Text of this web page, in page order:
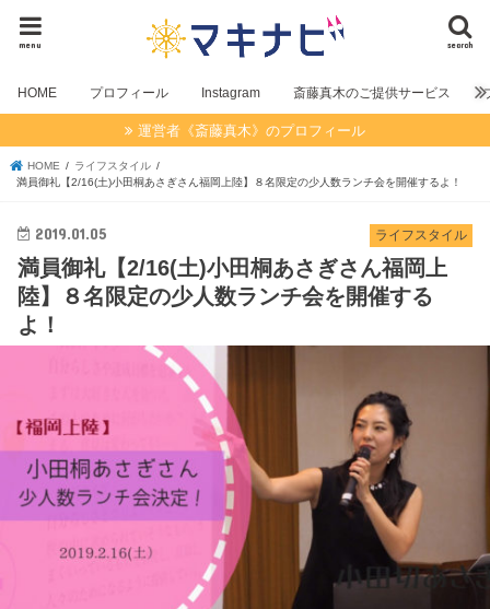
search
menu
HOME プロフィール Instagram 斎藤真木のご提供サービス
運営者《斎藤真木》のプロフィール
HOME
ライフスタイル
満員御礼【2/16(土)小田桐あさぎさん福岡上陸】８名限定の少人数ランチ会を開催するよ！
ライフスタイル
2019.01.05
満員御礼【2/16(土)小田桐あさぎさん福岡上
陸】８名限定の少人数ランチ会を開催する
よ！